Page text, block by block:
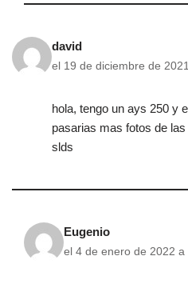
david
el 19 de diciembre de
hola, tengo un ays 250 y
pasarias mas fotos de
slds
Eugenio
el 4 de enero de 2022 a